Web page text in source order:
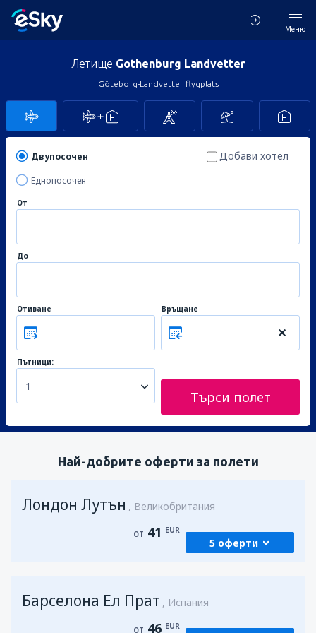
Меню
Летище Gothenburg Landvetter
Göteborg-Landvetter flygplats
Двупосочен
Еднопосочен
Добави хотел
От
До
Отиване Връщане
Пътници:
1
Търси полет
Най-добрите оферти за полети
Лондон Лутън Великобритания
ОТ 41 EUR
5 оферти
ОТ 52 EUR
Барселона Ел Прат Испания
ОТ 46 EUR